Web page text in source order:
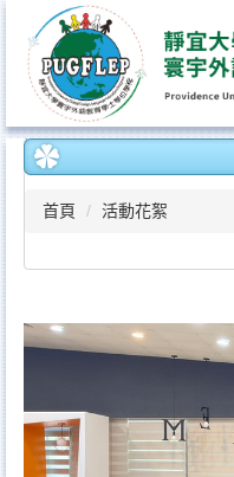
容
區
首頁 活動花絮